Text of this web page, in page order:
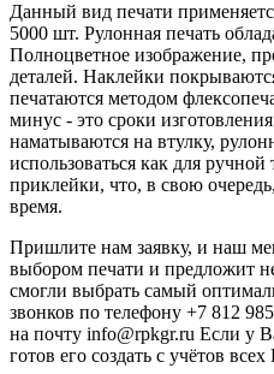
Данный вид печати
5000 шт. Рулонная печать
Полноцветное изображение,
деталей. Наклейки
печатаются методом
минус - это сроки
наматываются на втулку,
использоваться как для
приклейки, что, в свою
время.
Пришлите нам заявку, и наш
выбором печати и предложит
смогли выбрать самый
звонков по телефону +7 812
на почту info@rpkgr.ru Если у
готов его создать с учётов